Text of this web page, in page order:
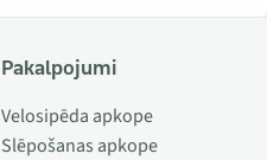
Pakalpojumi
Velosipēda apkope
Slēpošanas apkope